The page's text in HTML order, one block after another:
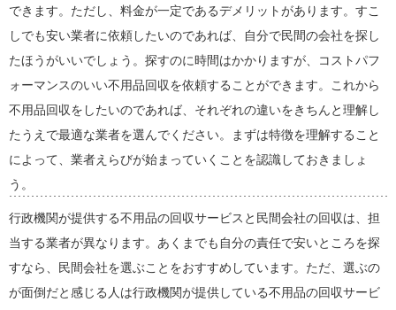
できます。ただし、料金が一定であるデメリットがあります。すこ
しでも安い業者に依頼したいのであれば、自分で民間の会社を探し
たほうがいいでしょう。探すのに時間はかかりますが、コストパフ
ォーマンスのいい不用品回収を依頼することができます。これから
不用品回収をしたいのであれば、それぞれの違いをきちんと理解し
たうえで最適な業者を選んでください。まずは特徴を理解すること
によって、業者えらびが始まっていくことを認識しておきましょ
う。
行政機関が提供する不用品の回収サービスと民間会社の回収は、担
当する業者が異なります。あくまでも自分の責任で安いところを探
すなら、民間会社を選ぶことをおすすめしています。ただ、選ぶの
が面倒だと感じる人は行政機関が提供している不用品の回収サービ